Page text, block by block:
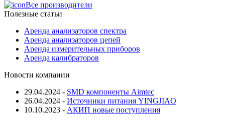
Все производители
Полезные статьи
Аренда анализаторов спектра
Аренда анализаторов цепей
Аренда измерительных приборов
Аренда калибраторов
Новости компании
29.04.2024 - SMD компоненты Aimtec
26.04.2024 - Источники питания YINGJIAO
10.10.2023 - АКИП новые поступления